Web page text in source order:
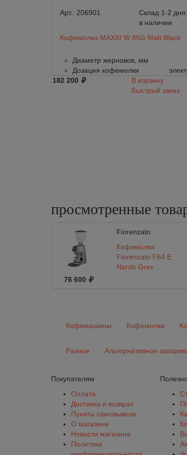
Арт.: 206901
Склад 1-2 дня:
в наличии
Кофемолка MAXXI W 85G Matt Black
Диаметр жерновов, мм
Дозация кофемолки
182 200
В корзину
Быстрый заказ
просмотренные
Fiorenzato
Кофемолка
Fiorenzato F64 E
Nardò Grey
76 600
Кофемашины Кофемолки
Разное Альтернативное
Покупателям
Оплата
Доставка и возврат
Пункты самовывоза
О магазине
Новости магазина
Политика